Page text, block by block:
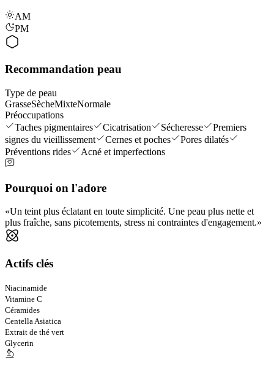
AM
PM
Recommandation peau
Type de peau
GrasseSècheMixteNormale
Préoccupations
Taches pigmentaires
Cicatrisation Sécheresse
Premiers
signes du vieillissement
Cernes et poches
Pores dilatés
Préventions rides
Acné et imperfections
Pourquoi on l'adore
Un teint plus éclatant en toute simplicité. Une peau plus nette et
plus fraîche, sans picotements, stress ni contraintes d'engagement.
Actifs clés
Niacinamide
Vitamine C
Céramides
Centella Asiatica
Extrait de thé vert
Glycerin